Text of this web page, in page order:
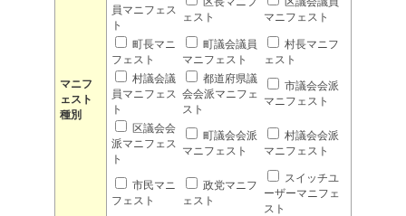
マニフ
ェスト
種別
員マニフェス
ト
ェスト
マニフェスト
町長マニ
フェスト
町議会議員
マニフェスト
村長マニフ
ェスト
村議会議
員マニフェス
ト
都道府県議
会会派マニフェ
スト
市議会会派
マニフェスト
区議会会
派マニフェス
ト
町議会会派
マニフェスト
村議会会派
マニフェスト
市民マニ
フェスト
政党マニフ
ェスト
スイッチユ
ーザーマニフェ
スト